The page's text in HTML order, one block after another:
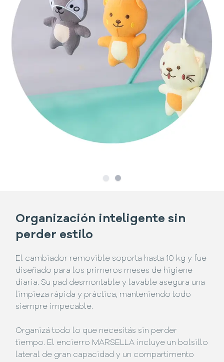
SlideSlide
Organización inteligente sin
perder estilo
El cambiador removible soporta hasta 10 kg y fue
diseñado para los primeros meses de higiene
diaria. Su pad desmontable y lavable asegura una
limpieza rápida y práctica, manteniendo todo
siempre impecable.
Organizá todo lo que necesitás sin perder
tiempo. El encierro MARSELLA incluye un bolsillo
lateral de gran capacidad y un compartimento